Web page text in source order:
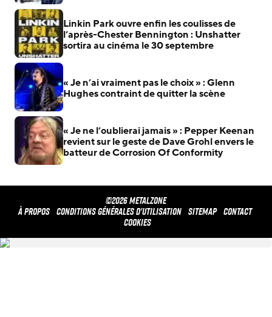
Linkin Park ouvre enfin les coulisses de
l’après-Chester Bennington : Unshatter
sortira au cinéma le 30 septembre
« Je n’ai vraiment pas le choix » : Glenn
Hughes contraint de quitter la scène
« Je ne l’oublierai jamais » : Pepper Keenan
revient sur le geste de Dave Grohl envers le
batteur de Corrosion Of Conformity
©2026 METALZONE
À propos Conditions générales d'utilisation Sitemap Contact
Cookies